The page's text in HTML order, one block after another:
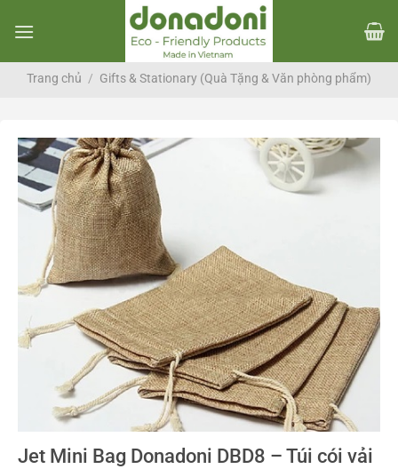
đến
dungTrang chủ / Gifts & Stationary (Quà Tặng & Văn phòng phẩm)
Jet Mini Bag Donadoni DBD8 – Túi cói vải